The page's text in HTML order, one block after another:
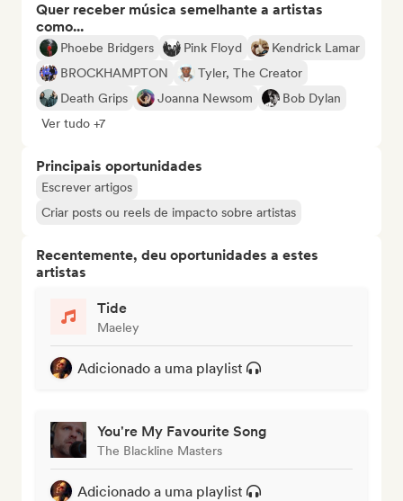
Quer receber música semelhante a artistas
como...
Phoebe Bridgers Pink Floyd
Kendrick Lamar
BROCKHAMPTON
Tyler, The Creator
Death Grips
Joanna Newsom
Bob Dylan
Ver tudo +7
Principais oportunidades
Escrever artigos
Criar posts ou reels de impacto sobre artistas
Recentemente, deu oportunidades a estes
artistas
Tide
Maeley
Adicionado a uma playlist
You're My Favourite Song
The Blackline Masters
Adicionado a uma playlist